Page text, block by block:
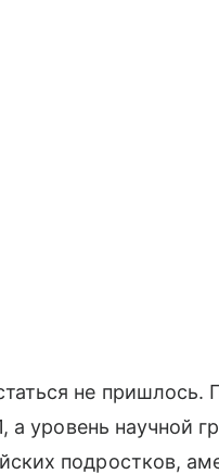
не пришлось.
а уровень научной
подростков,